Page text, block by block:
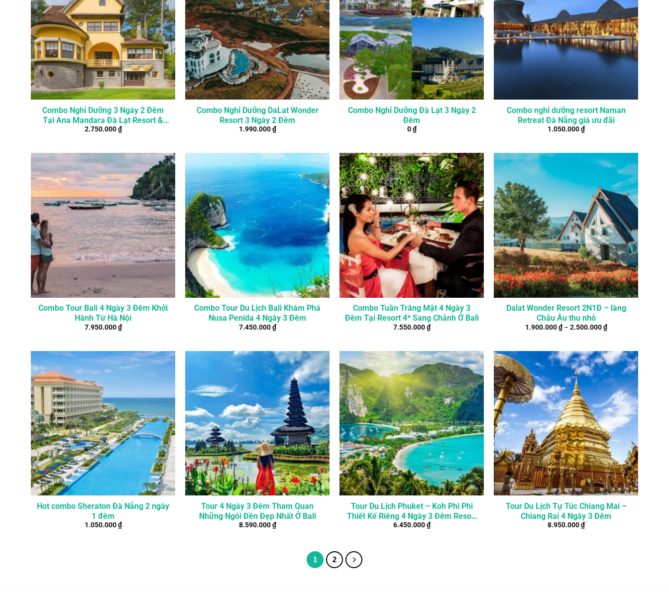
Combo Nghỉ Dưỡng 3 Ngày 2 Đêm
Tại Ana Mandara Đà Lạt Resort &
Spa
2.750.000₫
Combo Nghỉ Dưỡng DaLat Wonder
Resort 3 Ngày 2 Đêm
1.990.000₫
Combo Nghỉ Dưỡng Đà Lạt 3 Ngày 2
Đêm
0₫
Combo nghỉ dưỡng resort Naman
Retreat Đà Nẵng giá ưu đãi
1.050.000₫
Combo Tour Bali 4 Ngày 3 Đêm Khởi
Hành Từ Hà Nội
7.950.000₫
Combo Tour Du Lịch Bali Khám Phá
Nusa Penida 4 Ngày 3 Đêm
7.450.000₫
Combo Tuần Trăng Mật 4 Ngày 3
Đêm Tại Resort 4* Sang Chảnh Ở Bali
7.550.000₫
Dalat Wonder Resort 2N1Đ – làng
Châu Âu thu nhỏ
1.900.000₫– 2.500.000₫
Hot combo Sheraton Đà Nẵng 2 ngày
1 đêm
1.050.000₫
Tour 4 Ngày 3 Đêm Tham Quan
Những Ngôi Đền Đẹp Nhất Ở Bali
8.590.000₫
Tour Du Lịch Phuket – Koh Phi Phi
Thiết Kế Riêng 4 Ngày 3 Đêm Resort
4*
6.450.000₫
Tour Du Lịch Tự Túc Chiang Mai –
Chiang Rai 4 Ngày 3 Đêm
8.950.000₫
1 2